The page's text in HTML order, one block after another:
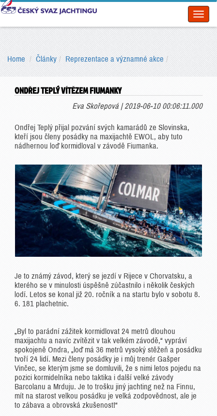
Home Články Reprezentace a významné akce
ONDŘEJ TEPLÝ VÍTĚZEM FIUMANKY
Eva Skořepová | 2019-06-10 00:06:11.000
Ondřej Teplý přijal pozvání svých kamarádů ze Slovinska,
kteří jsou členy posádky na maxijachtě EWOL, aby tuto
nádhernou loď kormidloval v závodě Fiumanka.
Je to známý závod, který se jezdí v Rijece v Chorvatsku, a
kterého se v minulosti úspěšně zúčastnilo i několik českých
lodí. Letos se konal již 20. ročník a na startu bylo v sobotu 8.
6. 181 plachetnic.
„Byl to parádní zážitek kormidlovat 24 metrů dlouhou
maxijachtu a navíc zvítězit v tak velkém závodě,“ vypráví
spokojeně Ondra, „loď má 36 metrů vysoký stěžeň a posádku
tvoří 24 lidí. Mezi členy posádky je i můj trenér Gašper
Vinčec, se kterým jsme se domluvili, že s nimi letos pojedu na
pozici kormidelníka nebo taktika i další velké závody
Barcolanu a Mrduju. Je to trošku jiný jachting než na Finnu,
mít na starost velkou posádku je velká zodpovědnost, ale je
to zábava a obrovská zkušenost!“